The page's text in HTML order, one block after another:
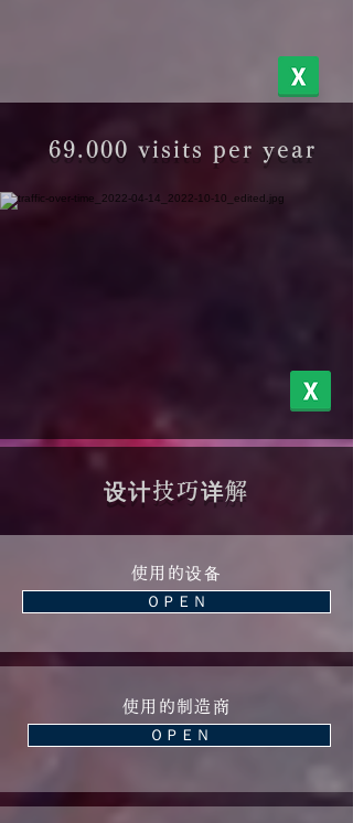
69.000 visits per year
​设计技巧详解
使用的设备
ＯＰＥＮ
使用的制造商
ＯＰＥＮ